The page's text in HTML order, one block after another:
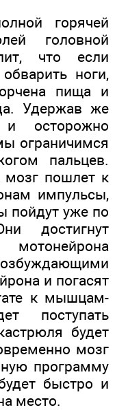
горячей
головной
что если
ноги,
пища и
Удержав же
осторожно
ограничимся
пальцев.
мозг пошлет к
импульсы,
пойдут уже по
достигнут
и погасят
к мышцам-
поступать
будет
мозг
программу
быстро и
место.